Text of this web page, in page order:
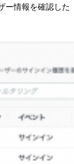
ー情報を確認した